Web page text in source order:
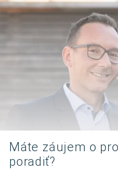
Máte záujem o
poradiť?